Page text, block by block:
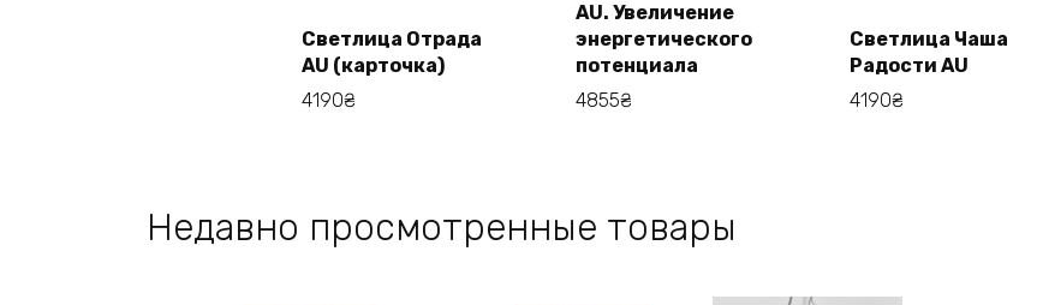
В корзину
Светлица Отрада
AU (карточка)
4190₴
В корзину
AU. Увеличение
энергетического
потенциала
4855₴
В корзину
Светлица Чаша
Радости AU
4190₴
Недавно просмотренные товары